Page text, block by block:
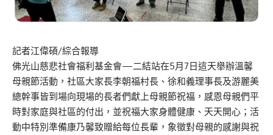
記者江偉碩/綜合報導
佛光山慈悲社會福利基金會—二結站在5月7日這天舉辦溫馨
母親節活動，社區大家長李朝福村長、徐和義理事長及游麗美
總幹事皆到場向現場的長者們獻上母親節祝福，感恩母親們平
時對家庭與社區的付出，並祝福大家身體健康、天天開心；活
動中特別準備康乃馨致贈給每位長輩，象徵對母親的感謝與祝